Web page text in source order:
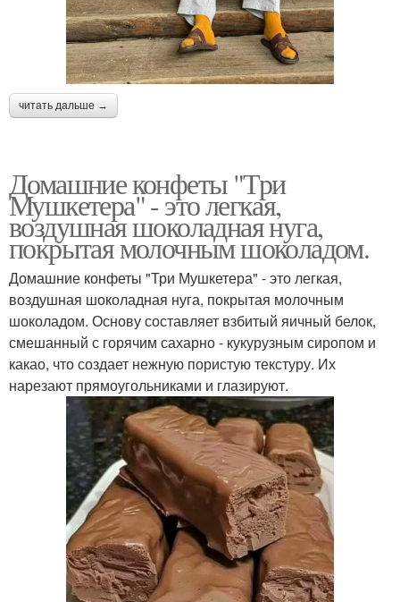
читать дальше →
Домашние конфеты "Три
Мушкетера" - это легкая,
воздушная шоколадная нуга,
покрытая молочным шоколадом.
Домашние конфеты "Три Мушкетера" - это легкая,
воздушная шоколадная нуга, покрытая молочным
шоколадом. Основу составляет взбитый яичный белок,
смешанный с горячим сахарно - кукурузным сиропом и
какао, что создает нежную пористую текстуру. Их
нарезают прямоугольниками и глазируют.